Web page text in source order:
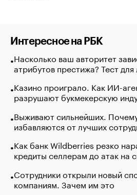
Интересное на РБК
Насколько ваш авторитет
атрибутов престижа? Тест
Казино проиграло. Как ИИ-
разрушают букмекерскую
Выживают сильнейших.
избавляются от лучших
Как банк Wildberries резко
кредиты селлерам до атак на
Сотрудники открыли новый
компаниям. Зачем им это